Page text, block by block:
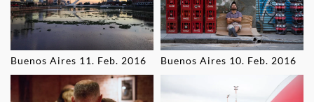
Buenos Aires 11. Feb. 2016 Buenos Aires 10. Feb. 2016